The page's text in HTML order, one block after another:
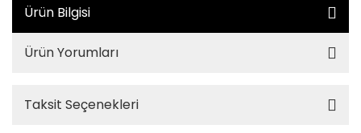
Ürün Bilgisi
Ürün Yorumları
Taksit Seçenekleri